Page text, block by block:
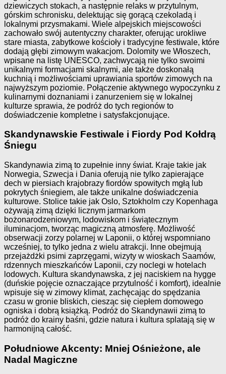
dziewiczych stokach, a następnie relaks w przytulnym,
górskim schronisku, delektując się gorącą czekoladą i
lokalnymi przysmakami. Wiele alpejskich miejscowości
zachowało swój autentyczny charakter, oferując urokliwe
stare miasta, zabytkowe kościoły i tradycyjne festiwale, które
dodają głębi zimowym wakacjom. Dolomity we Włoszech,
wpisane na listę UNESCO, zachwycają nie tylko swoimi
unikalnymi formacjami skalnymi, ale także doskonałą
kuchnią i możliwościami uprawiania sportów zimowych na
najwyższym poziomie. Połączenie aktywnego wypoczynku z
kulinarnymi doznaniami i zanurzeniem się w lokalnej
kulturze sprawia, że podróż do tych regionów to
doświadczenie kompletne i satysfakcjonujące.
Skandynawskie Festiwale i Fiordy Pod Kołdrą
Śniegu
Skandynawia zimą to zupełnie inny świat. Kraje takie jak
Norwegia, Szwecja i Dania oferują nie tylko zapierające
dech w piersiach krajobrazy fiordów spowitych mgłą lub
pokrytych śniegiem, ale także unikalne doświadczenia
kulturowe. Stolice takie jak Oslo, Sztokholm czy Kopenhaga
ożywają zimą dzięki licznym jarmarkom
bożonarodzeniowym, lodowiskom i świątecznym
iluminacjom, tworząc magiczną atmosferę. Możliwość
obserwacji zorzy polarnej w Laponii, o której wspomniano
wcześniej, to tylko jedna z wielu atrakcji. Inne obejmują
przejażdżki psimi zaprzęgami, wizyty w wioskach Saamów,
rdzennych mieszkańców Laponii, czy noclegi w hotelach
lodowych. Kultura skandynawska, z jej naciskiem na hygge
(duńskie pojęcie oznaczające przytulność i komfort), idealnie
wpisuje się w zimowy klimat, zachęcając do spędzania
czasu w gronie bliskich, ciesząc się ciepłem domowego
ogniska i dobrą książką. Podróż do Skandynawii zimą to
podróż do krainy baśni, gdzie natura i kultura splatają się w
harmonijną całość.
Południowe Akcenty: Mniej Ośnieżone, ale
Nadal Magiczne